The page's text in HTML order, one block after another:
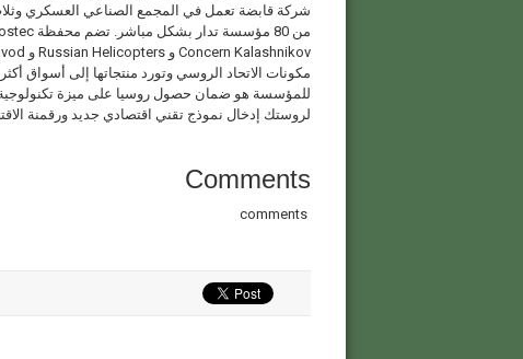
شركة قابضة تعمل في المجمع الصناعي العسكري
للمؤسسة هو ضمان حصول روسيا على ميزة تكنولوجية
لروستك إدخال نموذج تقني اقتصادي جديد ورقمنة
Comments
comments